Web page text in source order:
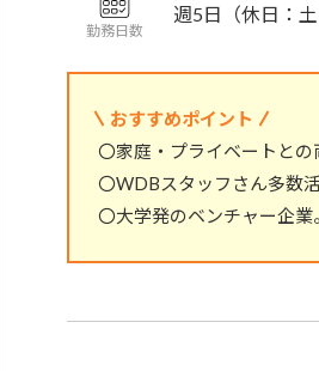
勤務日数
週5日（休日：土
おすすめポイント
〇家庭・プライベートと
〇WDBスタッフさん多数
〇大学発のベンチャー企